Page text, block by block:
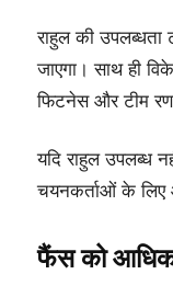
राहुल की उपलब्धता
जाएगा। साथ ही
फिटनेस और टीम
यदि राहुल उपलब्ध
चयनकर्ताओं के लिए
फैंस को